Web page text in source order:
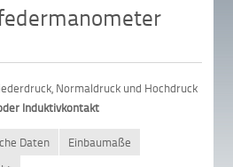
Normaldruck und Hochdruck
Induktivkontakt
Daten
Einbaumaße